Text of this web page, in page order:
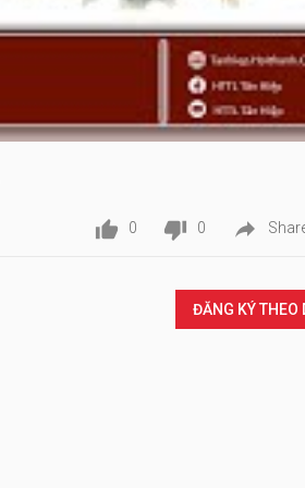
 0  0 
ĐĂNG KÝ THEO